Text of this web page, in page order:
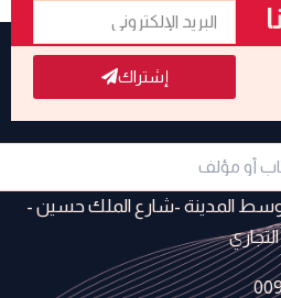
الإلكتروني
إشتراك
المدينة -شارع الملك حسين -